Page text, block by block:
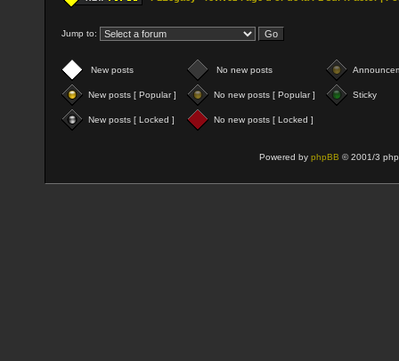
Jump to:
New posts No new posts
New posts [ Popular ] No new posts [ Popular ] Sticky
New posts [ Locked ] No new posts [ Locked ]
Powered by phpBB © 2001/3